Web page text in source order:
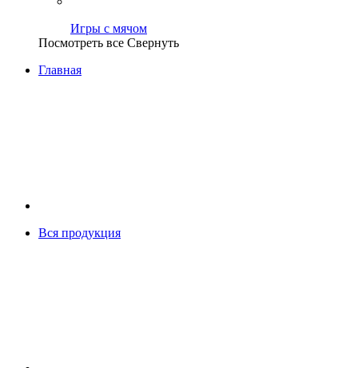
Игры с мячом
Посмотреть все Свернуть
Главная
Вся продукция